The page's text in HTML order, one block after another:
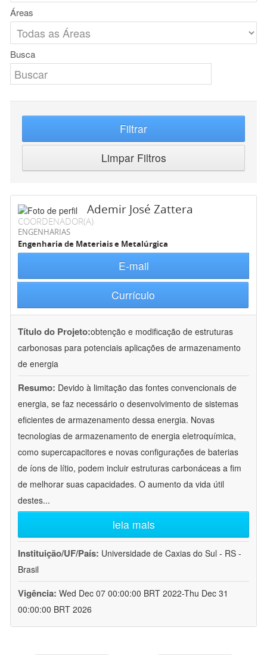
Áreas
Busca
Filtrar
Limpar Filtros
Ademir José Zattera
COORDENADOR(A)
ENGENHARIAS
Engenharia de Materiais e Metalúrgica
E-mail
Currículo
Título do Projeto:obtenção e modificação de estruturas
carbonosas para potenciais aplicações de armazenamento
de energia
Resumo: Devido à limitação das fontes convencionais de
energia, se faz necessário o desenvolvimento de sistemas
eficientes de armazenamento dessa energia. Novas
tecnologias de armazenamento de energia eletroquímica,
como supercapacitores e novas configurações de baterias
de íons de lítio, podem incluir estruturas carbonáceas a fim
de melhorar suas capacidades. O aumento da vida útil
destes...
leia mais
Instituição/UF/País: Universidade de Caxias do Sul - RS -
Brasil
Vigência: Wed Dec 07 00:00:00 BRT 2022-Thu Dec 31
00:00:00 BRT 2026